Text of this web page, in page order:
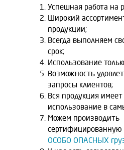
Успешная работа на
Широкий
продукции;
Всегда выполняем
срок;
Использование
Возможность
запросы клиентов;
Вся продукция
использование в
Можем производить
сертифицированную
ОСОБО ОПАСНЫХ